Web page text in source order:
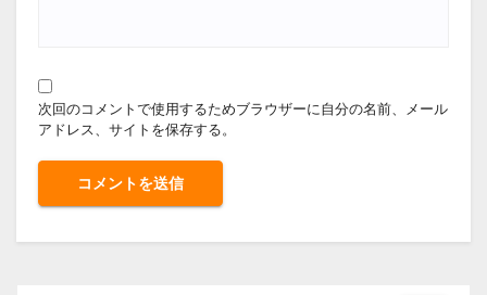
次回のコメントで使用するためブラウザーに自分の名前、メール
アドレス、サイトを保存する。